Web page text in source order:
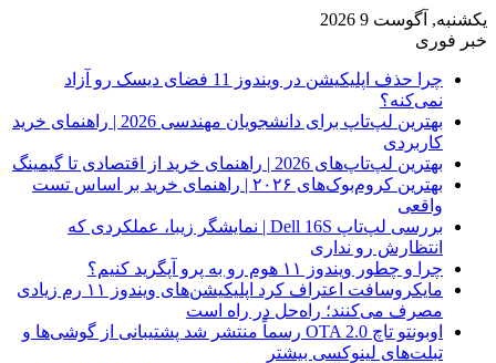
یکشنبه, آگوست 9 2026
خبر فوری
چرا حذف اپلیکیشن در ویندوز 11 فضای دیسک رو آزاد
نمی‌کنه؟
بهترین لپ‌تاپ برای دانشجویان مهندسی 2026 | راهنمای خرید
کاربردی
بهترین لپ‌تاپ‌های 2026 | راهنمای خرید از اقتصادی تا گیمینگ
بهترین کروم‌بوک‌های ۲۰۲۶ | راهنمای خرید بر اساس تست
واقعی
بررسی لپ‌تاپ Dell 16S | نمایشگر زیبا، عملکردی که
انتظارش رو نداری
چرا و چطور ویندوز ۱۱ هوم رو به پرو آپگرید کنیم؟
مایکروسافت اعتراف کرد اپلیکیشن‌های ویندوز ۱۱ رم زیادی
مصرف می‌کنند؛ راه‌حل در راه است
اوبونتو تاچ OTA 2.0 رسماً منتشر شد پشتیبانی از گوشی‌ها و
تبلت‌های لینوکسی بیشتر